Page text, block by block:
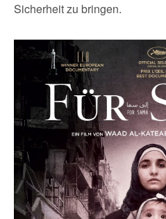
Sicherheit zu bringen.